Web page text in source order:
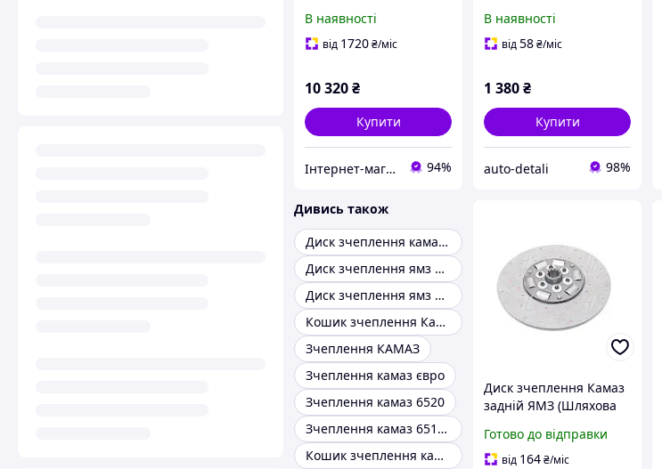
МАЗ ЄВРО-2 (КПП ZF-
16S151) знятий із нової
В наявності
від 1720₴/міс
10 320₴
Купити
Інтернет-магазин запчастин МАЗ КАМАЗ КРАЗ ЗИЛ ГАЗ "Орбіта Запчастина" 94%
ASTRA G
В наявності
від58₴/міс
1 380₴
Купити
auto-detali 98%
Дивись також
Диск зчеплення камаз 740
Диск зчеплення ямз 238
Диск зчеплення ямз 236
Кошик зчеплення КамаЗ
Зчеплення КАМАЗ
Зчеплення камаз євро
Зчеплення камаз 6520
Зчеплення камаз 65115
Кошик зчеплення камаз 6520
Диск зчеплення Камаз
задній ЯМЗ (Шляхова
Готово до відправки
від 164₴/міс